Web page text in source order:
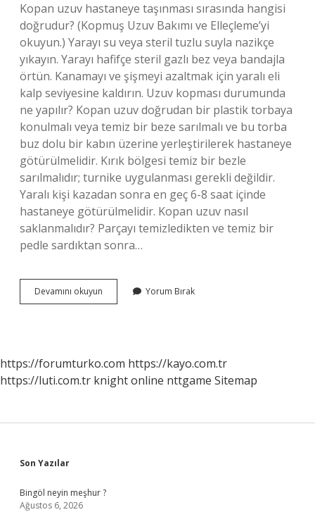
Kopan uzuv hastaneye taşınması sırasında hangisi
doğrudur? (Kopmuş Uzuv Bakımı ve Elleçleme’yi
okuyun.) Yarayı su veya steril tuzlu suyla nazikçe
yıkayın. Yarayı hafifçe steril gazlı bez veya bandajla
örtün. Kanamayı ve şişmeyi azaltmak için yaralı eli
kalp seviyesine kaldırın. Uzuv kopması durumunda
ne yapılır? Kopan uzuv doğrudan bir plastik torbaya
konulmalı veya temiz bir beze sarılmalı ve bu torba
buz dolu bir kabın üzerine yerleştirilerek hastaneye
götürülmelidir. Kırık bölgesi temiz bir bezle
sarılmalıdır; turnike uygulanması gerekli değildir.
Yaralı kişi kazadan sonra en geç 6-8 saat içinde
hastaneye götürülmelidir. Kopan uzuv nasıl
saklanmalıdır? Parçayı temizledikten ve temiz bir
pedle sardıktan sonra…
Devamını okuyun
Uzvun
Doğrudur
Yorum Bırak
https://forumturko.com https://kayo.com.tr
https://luti.com.tr knight online nttgame Sitemap
Sidebar
Son Yazılar
Bingöl neyin meşhur ?
Ağustos 6, 2026